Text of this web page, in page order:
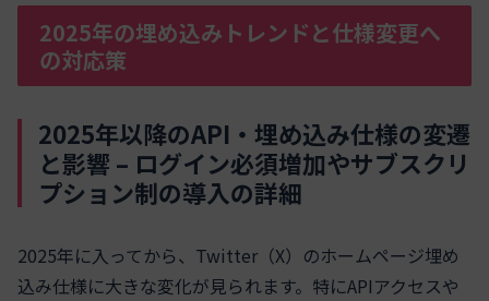
2025年の埋め込みトレンドと仕様変更へ
の対応策
2025年以降のAPI・埋め込み仕様の変遷
と影響 – ログイン必須増加やサブスクリ
プション制の導入の詳細
2025年に入ってから、Twitter（X）のホームページ埋め
込み仕様に大きな変化が見られます。特にAPIアクセスや